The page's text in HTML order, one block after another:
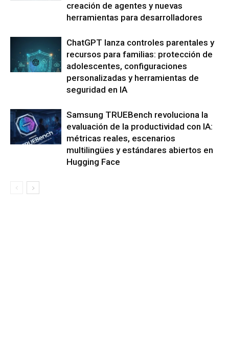
creación de agentes y nuevas
herramientas para desarrolladores
ChatGPT lanza controles parentales y
recursos para familias: protección de
adolescentes, configuraciones
personalizadas y herramientas de
seguridad en IA
Samsung TRUEBench revoluciona la
evaluación de la productividad con IA:
métricas reales, escenarios
multilingües y estándares abiertos en
Hugging Face